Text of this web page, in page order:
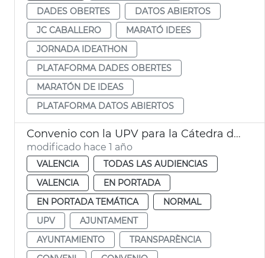
DADES OBERTES
DATOS ABIERTOS
JC CABALLERO
MARATÓ IDEES
JORNADA IDEATHON
PLATAFORMA DADES OBERTES
MARATÓN DE IDEAS
PLATAFORMA DATOS ABIERTOS
Convenio con la UPV para la Cátedra de Gobernanza de la Ciudad de València
modificado hace 1 año
VALENCIA
TODAS LAS AUDIENCIAS
VALENCIA
EN PORTADA
EN PORTADA TEMÁTICA
NORMAL
UPV
AJUNTAMENT
AYUNTAMIENTO
TRANSPARÈNCIA